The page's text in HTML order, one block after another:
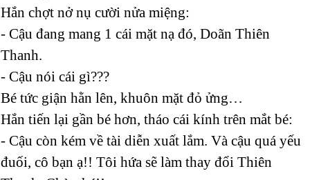
Hắn chợt nở nụ cười nửa miệng:
- Cậu đang mang 1 cái mặt nạ đó, Doãn Thiên
Thanh.
- Cậu nói cái gì???
Bé tức giận hằn lên, khuôn mặt đỏ ửng…
Hắn tiến lại gần bé hơn, tháo cái kính trên mắt bé:
- Cậu còn kém về tài diễn xuất lắm. Và cậu quá yếu
đuối, cô bạn ạ!! Tôi hứa sẽ làm thay đổi Thiên